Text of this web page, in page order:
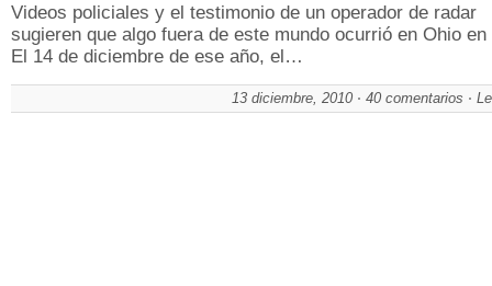
Videos policiales y el testimonio de un operador de radar
sugieren que algo fuera de este mundo ocurrió en Ohio en
El 14 de diciembre de ese año, el…
13 diciembre, 2010 40 comentarios